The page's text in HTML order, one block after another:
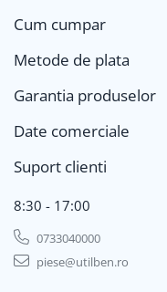
Cum cumpar
Metode de plata
Garantia produselor
Date comerciale
Suport clienti
8:30 - 17:00
0733040000
piese@utilben.ro